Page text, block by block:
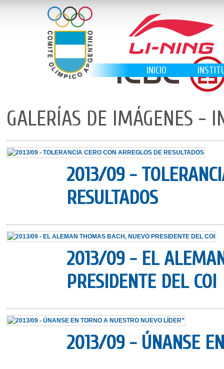
INICIO
GALERÍAS DE IMÁGENES -
2013/09 -
RESULTADOS
2013/09 - EL
PRESIDENTE DEL COI
2013/09 - ÚNANSE